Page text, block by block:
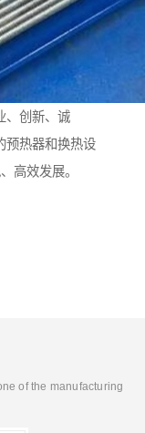
、创新、诚
预热器和换热设
高效发展。
of the manufacturing